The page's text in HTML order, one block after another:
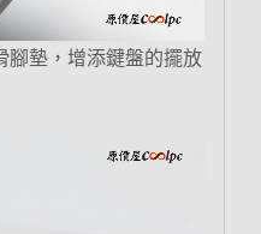
腳墊，增添鍵盤的擺放